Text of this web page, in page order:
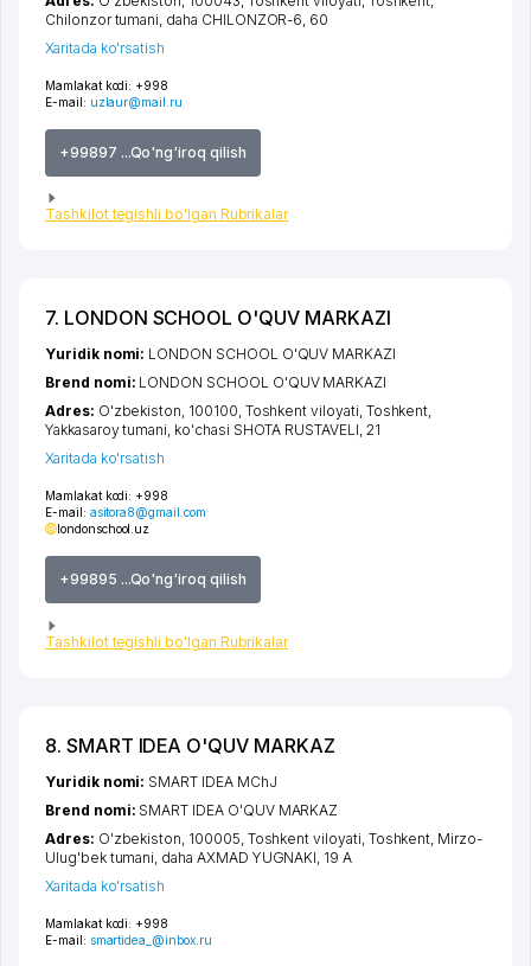
Mamlakat kodi: +998
E-mail: uzlaur@mail.ru
+99897 ...Qo'ng'iroq qilish
Tashkilot tegishli bo'lgan Rubrikalar
Chilonzor tumani, daha CHILONZOR-6, 60
Xaritada ko'rsatish
7. LONDON SCHOOL O'QUV MARKAZI
Mamlakat kodi: +998
E-mail: asitora8@gmail.com
londonschool.uz
+99895 ...Qo'ng'iroq qilish
Tashkilot tegishli bo'lgan Rubrikalar
Yuridik nomi: LONDON SCHOOL O'QUV MARKAZI
Brend nomi: LONDON SCHOOL O'QUV MARKAZI
Adres: O'zbekiston, 100100, Toshkent viloyati, Toshkent,
Yakkasaroy tumani, ko'chasi SHOTA RUSTAVELI, 21
Xaritada ko'rsatish
8. SMART IDEA O'QUV MARKAZ
Mamlakat kodi: +998
E-mail: smartidea_@inbox.ru
Yuridik nomi: SMART IDEA MChJ
Brend nomi: SMART IDEA O'QUV MARKAZ
Adres: O'zbekiston, 100005, Toshkent viloyati Toshkent Mirzo-
Ulug'bek tumani daha AXMAD YUGNAKI , 19 A
Xaritada ko'rsatish